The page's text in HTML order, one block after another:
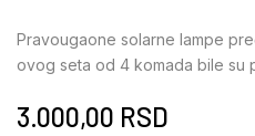
Pravougaone solarne lampe
ovog seta od 4 komada bile su
završnom obradom. Ugrađene
3.000,00 RSD